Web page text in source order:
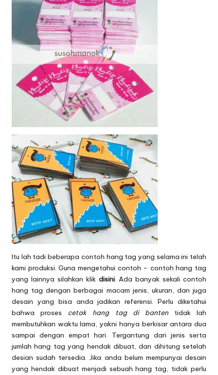
Itu lah tadi beberapa contoh hang tag yang selama ini telah
kami produksi. Guna mengetahui contoh – contoh hang tag
yang lainnya silahkan klik disini. Ada banyak sekali contoh
hang tag dengan berbagai macam jenis, ukuran, dan juga
desain yang bisa anda jadikan referensi. Perlu diketahui
bahwa proses cetak hang tag di bantentidak lah
membutuhkan waktu lama, yakni hanya berkisar antara dua
sampai dengan empat hari. Tergantung dari jenis serta
jumlah hang tag yang hendak dibuat, dan dihitung setelah
desian sudah tersedia. Jika anda belum mempunyai desain
yang hendak dibuat menjadi sebuah hang tag, tidak perlu